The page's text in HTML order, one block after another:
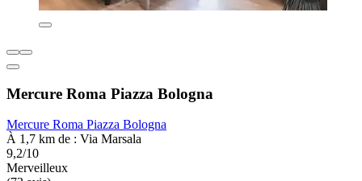
Mercure Roma Piazza Bologna
Mercure Roma Piazza Bologna
À 1,7 km de : Via Marsala
9,2/10
Merveilleux